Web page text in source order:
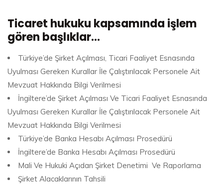
Ticaret hukuku kapsamında işlem
gören başlıklar…
Türkiye’de Şirket Açılması, Ticari Faaliyet Esnasında
Uyulması Gereken Kurallar İle Çalıştırılacak Personele Ait
Mevzuat Hakkında Bilgi Verilmesi
İngiltere’de Şirket Açılması Ve Ticari Faaliyet Esnasında
Uyulması Gereken Kurallar İle Çalıştırılacak Personele Ait
Mevzuat Hakkında Bilgi Verilmesi
Türkiye’de Banka Hesabı Açılması Prosedürü
İngiltere’de Banka Hesabı Açılması Prosedürü
Mali Ve Hukuki Açıdan Şirket Denetimi Ve Raporlama
Şirket Alacaklarının Tahsili